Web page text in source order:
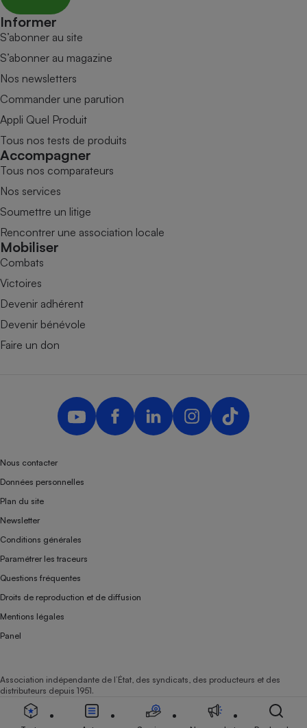
Informer
S’abonner au site
S’abonner au magazine
Nos newsletters
Commander une parution
Appli Quel Produit
Tous nos tests de produits
Accompagner
Tous nos comparateurs
Nos services
Soumettre un litige
Rencontrer une association locale
Mobiliser
Combats
Victoires
Devenir adhérent
Devenir bénévole
Faire un don
Nous contacter
Données personnelles
Plan du site
Newsletter
Conditions générales
Paramétrer les traceurs
Questions fréquentes
Droits de reproduction et de diffusion
Mentions légales
Panel
Association indépendante de l’État, des syndicats, des producteurs et des
distributeurs depuis 1951.